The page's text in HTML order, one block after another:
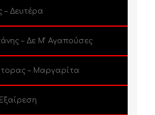
– Δευτέρα
– Δε Μ’ Αγαπούσες
– Μαργαρίτα